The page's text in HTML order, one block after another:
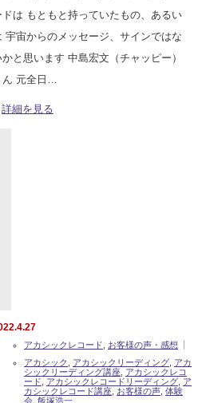
ドは もともと持っていたもの、あるい
宇宙からのメッセージ、サインではな
かと思います 中島宏文（チャッピー）
ん 元全日…
詳細を見る
アカシックレコード
お客様の声・感想
アカシック
アカシックリーディング アカ
シックリーディング講座 アカシックレコ
ード
アカシックレコードリーディング ア
カシックレコード講座 お客様の声 体験
会 飯塚浩一